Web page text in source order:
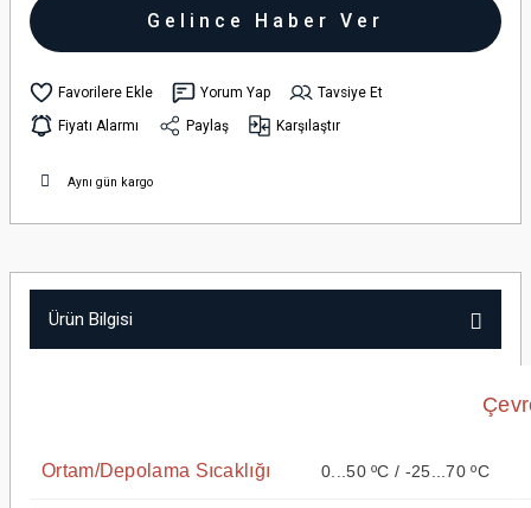
Gelince Haber Ver
Yorum Yap
Tavsiye Et
Fiyatı Alarmı
Paylaş Karşılaştır
Aynı gün kargo
Ürün Bilgisi
Ortam/Depolama Sıcaklığı 0...50 ºC / -25...70 ºC